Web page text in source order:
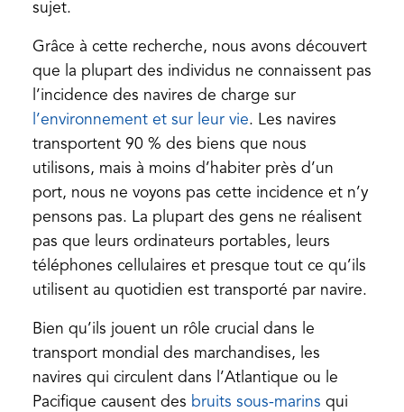
sujet.
Grâce à cette recherche, nous avons découvert
que la plupart des individus ne connaissent pas
l’incidence des navires de charge sur
l’environnement et sur leur vie(opens
in
a
new
tab)
. Les navires
transportent 90 % des biens que nous
utilisons, mais à moins d’habiter près d’un
port, nous ne voyons pas cette incidence et n’y
pensons pas. La plupart des gens ne réalisent
pas que leurs ordinateurs portables, leurs
téléphones cellulaires et presque tout ce qu’ils
utilisent au quotidien est transporté par navire.
Bien qu’ils jouent un rôle crucial dans le
transport mondial des marchandises, les
navires qui circulent dans l’Atlantique ou le
Pacifique causent des bruits sous-marins(opens
qui